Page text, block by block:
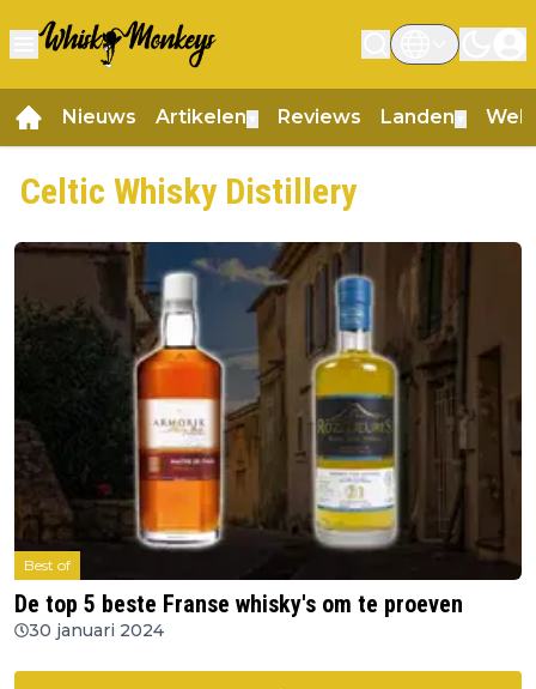
Nieuws Artikelen Reviews Landen
Celtic Whisky Distillery
Best of
De top 5 beste Franse whisky's om te proeven
30 januari 2024